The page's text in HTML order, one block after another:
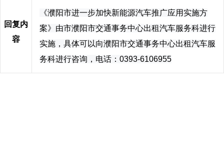
回复内
容
《濮阳市进一步加快新能源汽车推广应用实施方
案》由市濮阳市交通事务中心出租汽车服务科进行
实施，具体可以向濮阳市交通事务中心出租汽车服
务科进行咨询，电话： 0393-6106955